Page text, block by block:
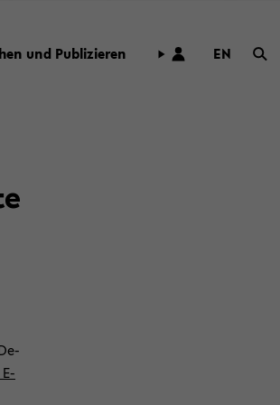
und Pu­bli­zie­ren EN
ZUR